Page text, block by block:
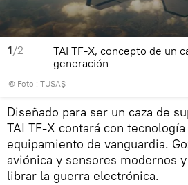
1/2
© Foto : TUSAŞ
TAI TF-X, concepto de un
generación
Diseñado para ser un caza de
TAI TF-X contará con
equipamiento de vanguardia.
aviónica y sensores modernos
librar la guerra electrónica.